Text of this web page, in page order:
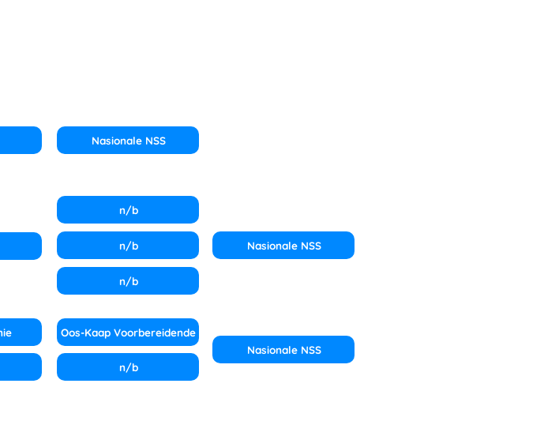
Nasionale NSS
n/b
n/b Nasionale NSS
n/b
Oos-Kaap Voorbereidende
n/b
Nasionale NSS